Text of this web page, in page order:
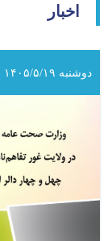
اخبار
دوشنبه ۱۴۰۵/۵/۱۹ - ۱۱:۴۵